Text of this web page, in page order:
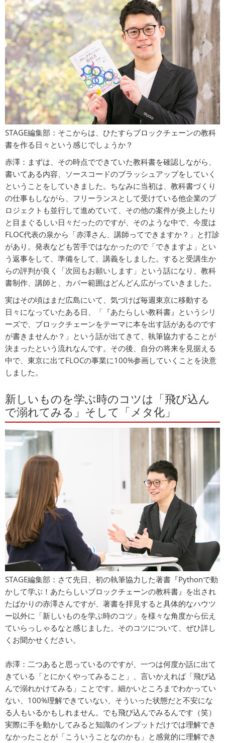
STAGE編集部：そこからは、ひたすらブロックチェーンの教科
書を作る日々という感じでしょうか？
赤澤：まずは、その時点でできていた教科書を確認しながら、
書いてある内容、ソースコードのブラッシュアップをしていく
ということをしていきました。ちなみに当初は、教科書づくり
の仕事もしながら、フリーランスとして受けている他企業のプ
ロジェクトも並行して進めていて、その他の案件が炎上したり
と目まぐるしい日々だったのですが、そのような中で、今度は
FLOC代表の泉から「赤澤さん、講師ってできますか？」と打診
があり。発表なども苦手ではなかったので「できますよ」とい
う返事をして、準備をして、講義をしました。すると受講生か
らの評判が良く「次回もお願いします」という話になり、教科
書制作、講師と、カバー範囲はどんどん広がっていきました。
実はその頃はまだ広島にいて、気づけば毎週東京に移動する
日々になっていたある日、「『あたらしい教科書』というシリ
ーズで、ブロックチェーンをテーマに本を出す話があるのです
が書きませんか？」という話が出てきて、執筆協力することが
決まったという流れなんです。その後、自分の将来を見据える
中で、東京に出てFLOCの事業に100%参画していくことを決意
しました。
新しいものを学ぶ時のコツは「飛び込ん
で溺れてみる」そして「メタ化」
STAGE編集部：さて先日、初の執筆協力した著書『Pythonで動
かして学ぶ！あたらしいブロックチェーンの教科書』を出され
たばかりの赤澤さんですが、著書を拝見すると具体的なハウツ
ー以外に「新しいものを学ぶ時のコツ」を様々な角度から伝え
ていらっしゃるなと感じました。そのコツについて、ぜひ詳し
くお聞かせください。
赤澤：二つあると思っているのですが、一つは何度か話に出て
きている「とにかくやってみること」、言いかえれば「飛び込
んで溺れかけてみる」ことです。細かいところまでわかってい
ない、100%理解できていない、そういった状態だと不安にな
る人もいるかもしれません。でも飛び込んでみるんです（笑）
実際に手を動かしてみると知識のインプットだけでは理解でき
なかったことが「こういうことなのかも」と感覚的に理解でき